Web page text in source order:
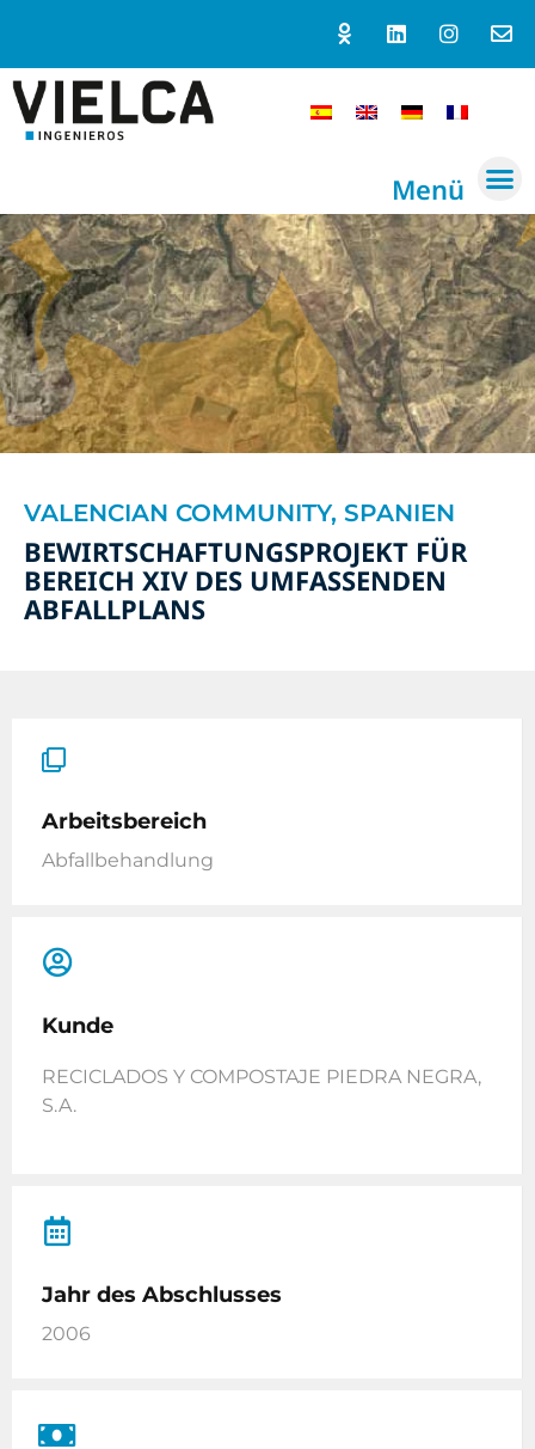
Menü
VALENCIAN COMMUNITY, SPANIEN
BEWIRTSCHAFTUNGSPROJEKT FÜR
BEREICH XIV DES UMFASSENDEN
ABFALLPLANS
Arbeitsbereich
Abfallbehandlung
Kunde
RECICLADOS Y COMPOSTAJE PIEDRA NEGRA,
S.A.
Jahr des Abschlusses
2006